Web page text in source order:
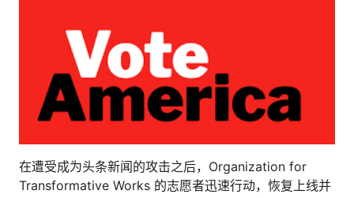
在遭受成为头条新闻的攻击之后，Organization for
Transformative Works 的志愿者迅速行动，恢复上线并